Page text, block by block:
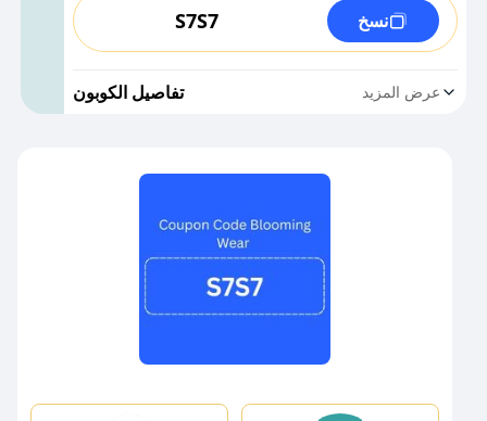
S7S7 نسخ
تفاصيل الكوبون عرض المزيد